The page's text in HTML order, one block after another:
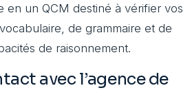
en un QCM destiné à vérifier vos
de grammaire et de
de raisonnement.
avec l’agence de